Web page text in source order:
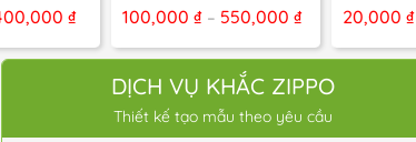
₫Khoảng
từ
45,000 ₫
400,000 ₫
100,000 ₫ – 550,000 ₫Khoảng
từ
100,000 ₫
đến
550,000 ₫
20,000₫
DỊCH VỤ KHẮC ZIPPO
Thiết kế tạo mẫu theo yêu cầu